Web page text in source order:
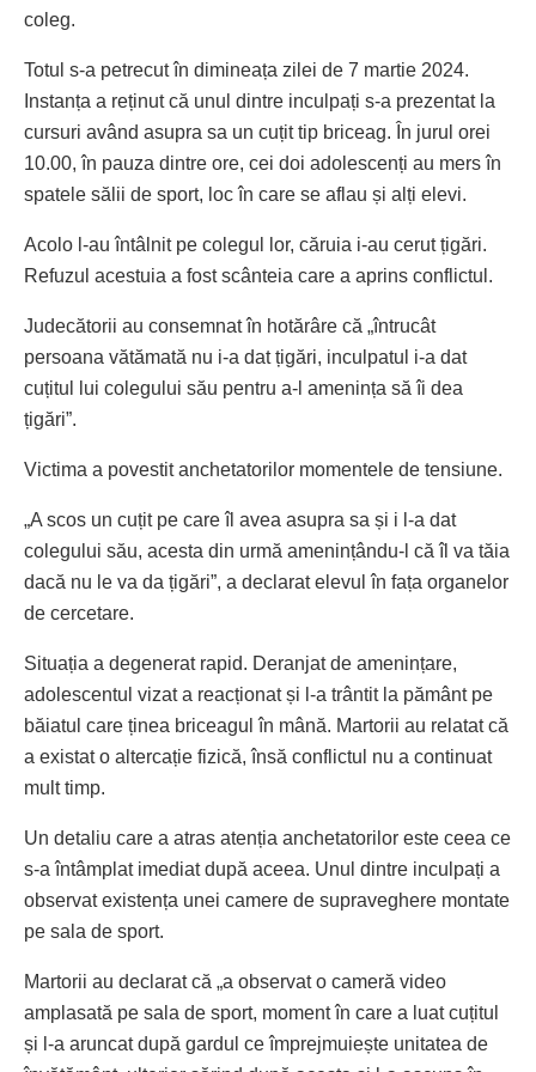
coleg.
Totul s-a petrecut în dimineața zilei de 7 martie 2024.
Instanța a reținut că unul dintre inculpați s-a prezentat la
cursuri având asupra sa un cuțit tip briceag. În jurul orei
10.00, în pauza dintre ore, cei doi adolescenți au mers în
spatele sălii de sport, loc în care se aflau și alți elevi.
Acolo l-au întâlnit pe colegul lor, căruia i-au cerut țigări.
Refuzul acestuia a fost scânteia care a aprins conflictul.
Judecătorii au consemnat în hotărâre că „întrucât
persoana vătămată nu i-a dat țigări, inculpatul i-a dat
cuțitul lui colegului său pentru a-l amenința să îi dea
țigări”.
Victima a povestit anchetatorilor momentele de tensiune.
„A scos un cuțit pe care îl avea asupra sa și i l-a dat
colegului său, acesta din urmă amenințându-l că îl va tăia
dacă nu le va da țigări”, a declarat elevul în fața organelor
de cercetare.
Situația a degenerat rapid. Deranjat de amenințare,
adolescentul vizat a reacționat și l-a trântit la pământ pe
băiatul care ținea briceagul în mână. Martorii au relatat că
a existat o altercație fizică, însă conflictul nu a continuat
mult timp.
Un detaliu care a atras atenția anchetatorilor este ceea ce
s-a întâmplat imediat după aceea. Unul dintre inculpați a
observat existența unei camere de supraveghere montate
pe sala de sport.
Martorii au declarat că „a observat o cameră video
amplasată pe sala de sport, moment în care a luat cuțitul
și l-a aruncat după gardul ce împrejmuiește unitatea de